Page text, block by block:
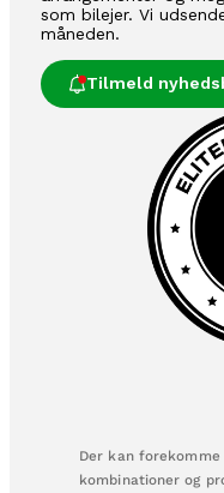
som bilejer. Vi
måneden.
Tilmeld
Der kan
kombinationer og